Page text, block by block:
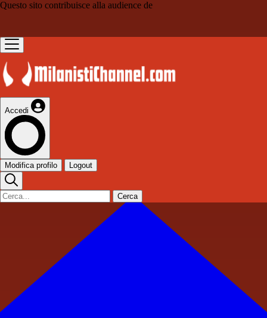
Questo sito contribuisce alla audience de
Accedi
Modifica profilo Logout
Cerca